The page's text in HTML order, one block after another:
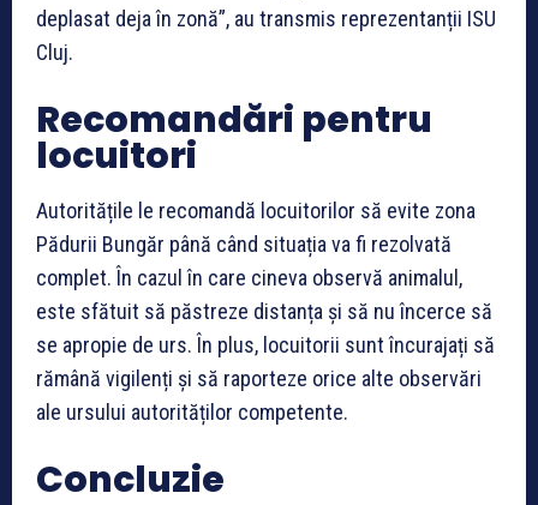
deplasat deja în zonă”, au transmis reprezentanții ISU
Cluj.
Recomandări pentru
locuitori
Autoritățile le recomandă locuitorilor să evite zona
Pădurii Bungăr până când situația va fi rezolvată
complet. În cazul în care cineva observă animalul,
este sfătuit să păstreze distanța și să nu încerce să
se apropie de urs. În plus, locuitorii sunt încurajați să
rămână vigilenți și să raporteze orice alte observări
ale ursului autorităților competente.
Concluzie